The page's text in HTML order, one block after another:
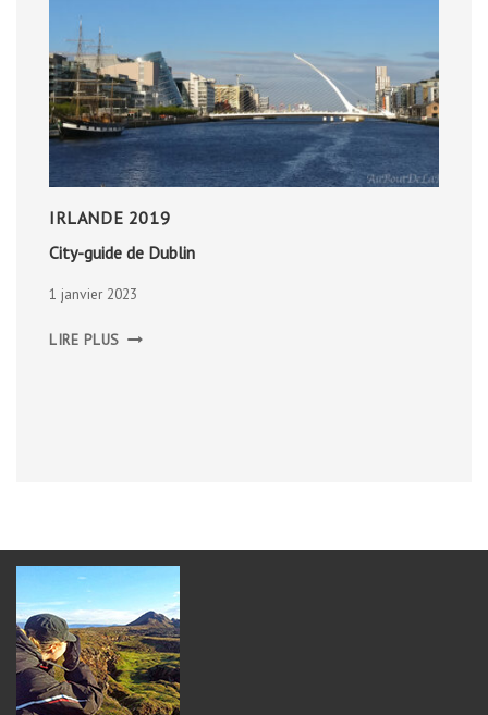
IRLANDE 2019
City-guide de Dublin
1 janvier 2023
LIRE PLUS GUIDE